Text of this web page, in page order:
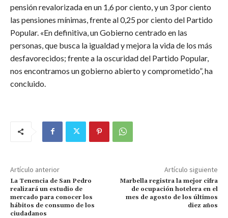
pensión revalorizada en un 1,6 por ciento, y un 3 por ciento
las pensiones mínimas, frente al 0,25 por ciento del Partido
Popular. «En definitiva, un Gobierno centrado en las
personas, que busca la igualdad y mejora la vida de los más
desfavorecidos; frente a la oscuridad del Partido Popular,
nos encontramos un gobierno abierto y comprometido”, ha
concluido.
Artículo anterior
La Tenencia de San Pedro
realizará un estudio de
mercado para conocer los
hábitos de consumo de los
ciudadanos
Artículo siguiente
Marbella registra la mejor cifra
de ocupación hotelera en el
mes de agosto de los últimos
diez años